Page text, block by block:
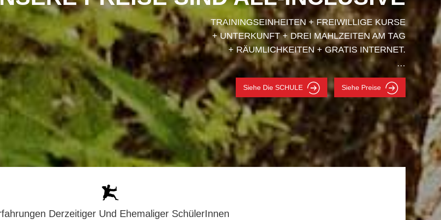
TRAININGSEINHEITEN + FREIWILLIGE KURSE
+ UNTERKUNFT + DREI MAHLZEITEN AM TAG
+ RÄUMLICHKEITEN + GRATIS INTERNET.
…
Siehe Die SCHULE Siehe Preise
Derzeitiger Und Ehemaliger SchülerInnen